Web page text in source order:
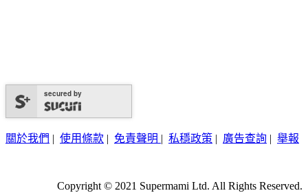
secured by
關於我們 | 使用條款 | 免責聲明 | 私穩政策 | 廣告查詢 | 舉報
Copyright © 2021 Supermami Ltd. All Rights Reserved.